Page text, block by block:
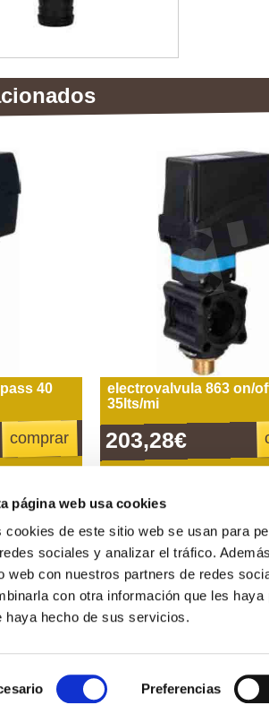
página web usa cookies
cookies de este sitio web se usan para
sociales y analizar el tráfico.
web con nuestros partners de redes
con otra información que les
haya hecho de sus servicios.
Preferencias
40
comprar
electrovalvula 863 on/
35lts/mi
203,28€
para
Chavanel S.L. Polígono Industrial